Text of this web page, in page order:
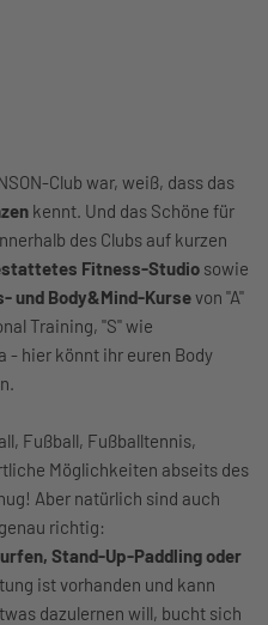
Club war, weiß, dass das
kennt. Und das Schöne für
des Clubs auf kurzen
Fitness-Studio sowie
und Body&Mind-Kursevon "A"
Training, "S" wie
- hier könnt ihr euren Body
Fußball, Fußballtennis,
Möglichkeiten abseits des
Aber natürlich sind auch
richtig:
Stand-Up-Paddling oder
ist vorhanden und kann
dazulernen will, bucht sich